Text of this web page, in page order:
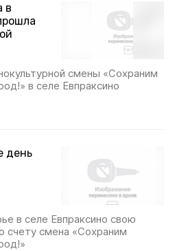
в
смены «Сохраним
в селе Евпраксино
день
в селе Евпраксино свою
счету смена «Сохраним